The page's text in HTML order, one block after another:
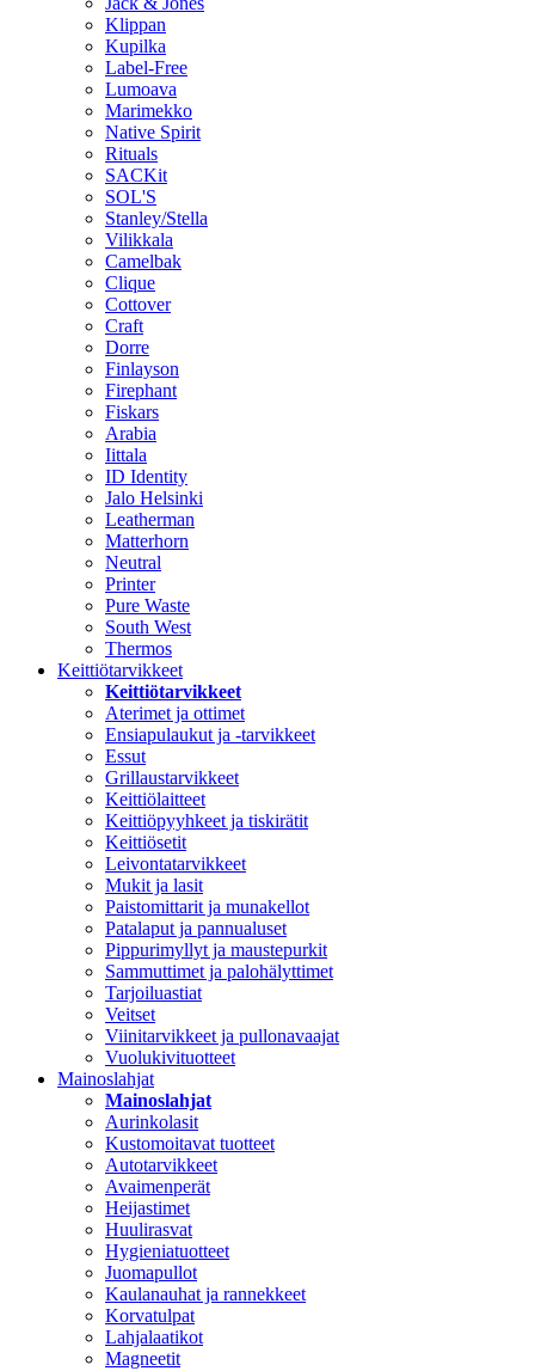
Klippan
Kupilka
Label-Free
Lumoava
Marimekko
Native Spirit
Rituals
SACKit
SOL'S
Stanley/Stella
Vilikkala
Camelbak
Clique
Cottover
Craft
Dorre
Finlayson
Firephant
Fiskars
Arabia
Iittala
ID Identity
Jalo Helsinki
Leatherman
Matterhorn
Neutral
Printer
Pure Waste
South West
Thermos
Keittiötarvikkeet
Keittiötarvikkeet
Aterimet ja ottimet
Ensiapulaukut ja -tarvikkeet
Essut
Grillaustarvikkeet
Keittiölaitteet
Keittiöpyyhkeet ja tiskirätit
Keittiösetit
Leivontatarvikkeet
Mukit ja lasit
Paistomittarit ja munakellot
Patalaput ja pannualuset
Pippurimyllyt ja maustepurkit
Sammuttimet ja palohälyttimet
Tarjoiluastiat
Veitset
Viinitarvikkeet ja pullonavaajat
Vuolukivituotteet
Mainoslahjat
Mainoslahjat
Aurinkolasit
Kustomoitavat tuotteet
Autotarvikkeet
Avaimenperät
Heijastimet
Huulirasvat
Hygieniatuotteet
Juomapullot
Kaulanauhat ja rannekkeet
Korvatulpat
Lahjalaatikot
Magneetit